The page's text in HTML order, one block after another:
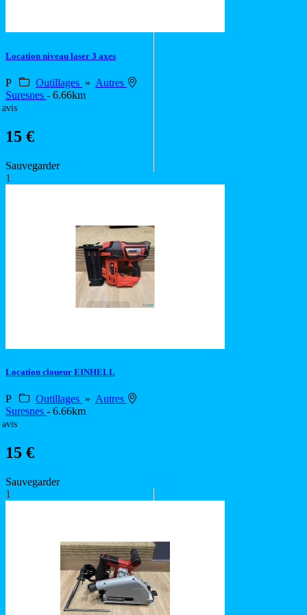
Location niveau laser 3 axes
P Outillages » Autres
Suresnes - 6.66km
avis
15 €
Sauvegarder
1
Location cloueur EINHELL
P Outillages » Autres
Suresnes - 6.66km
avis
15 €
Sauvegarder
1